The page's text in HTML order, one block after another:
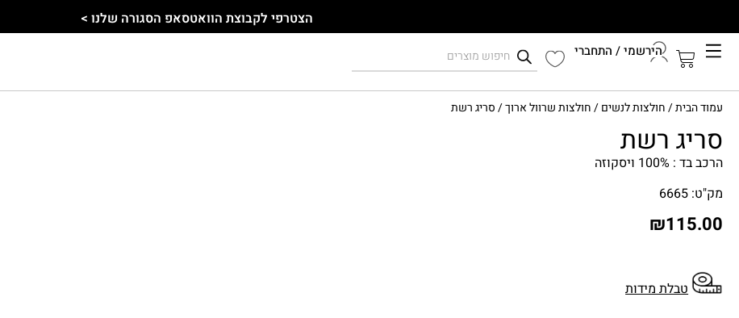
הצטרפי לקבוצת הוואטסאפ הסגורה שלנו >
הירשמי / התחברי
עמוד הבית/חולצות לנשים/חולצות שרוול ארוך/ סריג רשת
סריג רשת
הרכב בד : 100% ויסקוזה
מק"ט: 6665
₪115.00
טבלת מידות